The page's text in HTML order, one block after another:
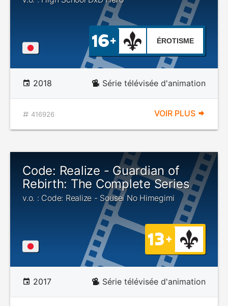
ÉROTISME
2018 Série télévisée d'animation
416926 VOIR PLUS
Code: Realize - Guardian of
Rebirth: The Complete Series
v.o. : Code: Realize - Sousei No Himegimi
2017 Série télévisée d'animation